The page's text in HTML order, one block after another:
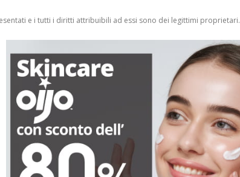
e i tutti i diritti attribuibili ad essi sono dei legittimi proprietari.